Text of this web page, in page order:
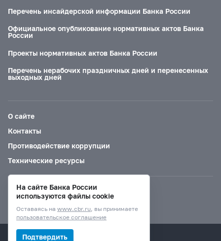
Перечень инсайдерской информации Банка России
Официальное опубликование нормативных актов Банка
России
Проекты нормативных актов Банка России
Перечень нерабочих праздничных дней и перенесенных
выходных дней
О сайте
Контакты
Противодействие коррупции
Технические ресурсы
Версия для слабовидящих
© Банк России, 2000–2026.
На сайте Банка России
используются файлы cookie
Оставаясь на www.cbr.ru, вы принимаете
пользовательское соглашение
Подтвердить